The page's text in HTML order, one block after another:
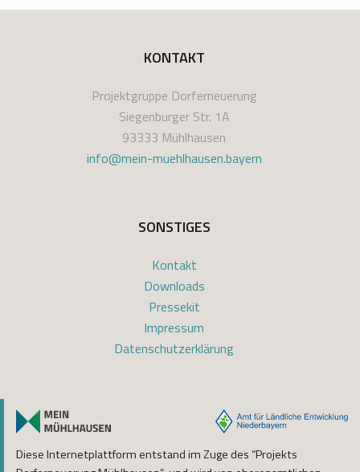
KONTAKT
Projektgruppe Dorferneuerung
Siegenburger Str. 1A
93333 Mühlhausen
info@mein-muehlhausen.bayern
SONSTIGES
Kontakt
Downloads
Pressekit
Impressum
Datenschutzerklärung
Diese Internetplattform entstand im Zuge des “Projekts